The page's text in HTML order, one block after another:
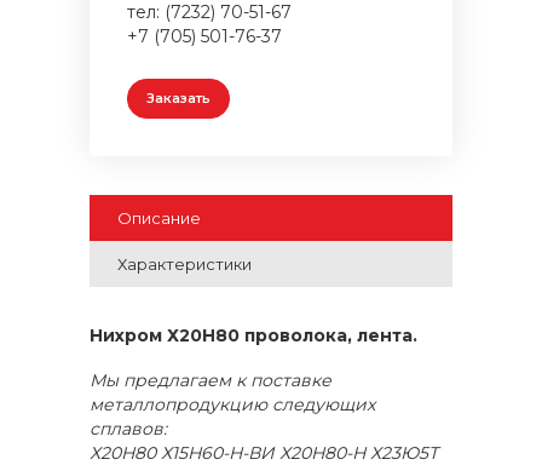
тел: (7232) 70-51-67
+7 (705) 501-76-37
Заказать
Описание
Характеристики
Нихром Х20Н80 проволока, лента.
Мы предлагаем к поставке
металлопродукцию следующих
сплавов:
Х20Н80 Х15Н60-Н-ВИ Х20Н80-Н Х23Ю5Т